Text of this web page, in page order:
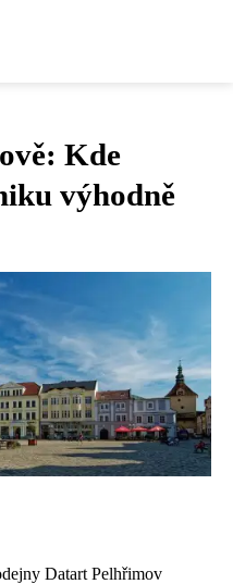
Kde
výhodně
Datart Pelhřimov